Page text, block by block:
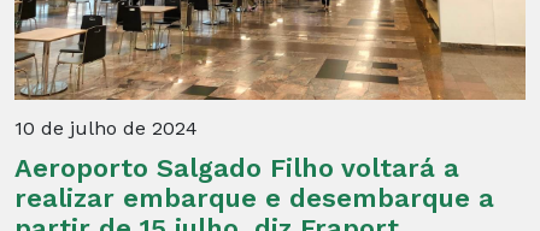
10 de julho de 2024
Aeroporto Salgado Filho voltará a
realizar embarque e desembarque a